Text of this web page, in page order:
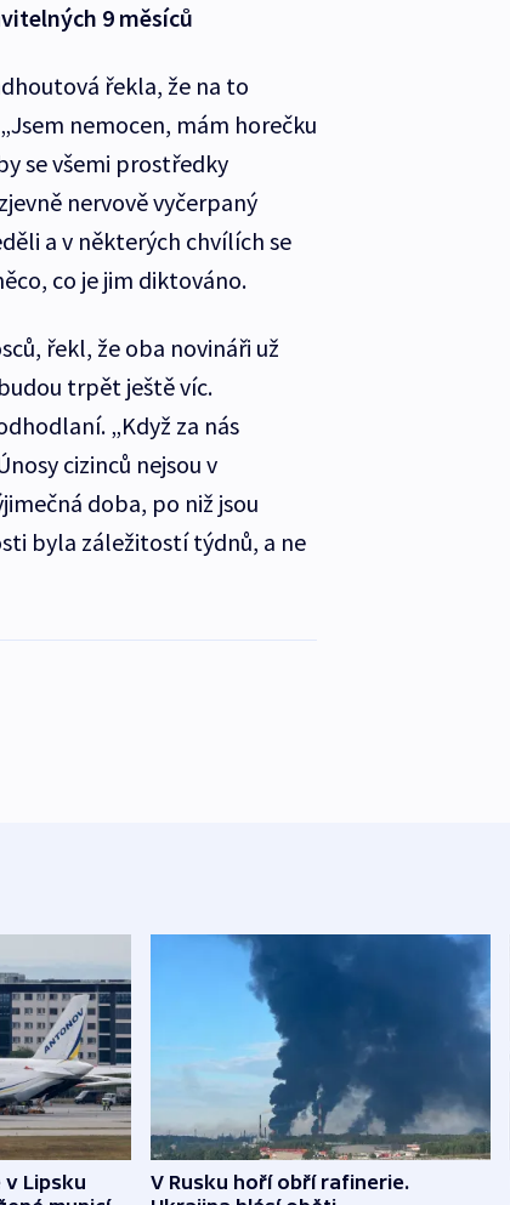
9 měsíců
řekla, že na to
nemocen, mám horečku
se všemi prostředky
nervově vyčerpaný
a v některých chvílích se
co je jim diktováno.
řekl, že oba novináři už
trpět ještě víc.
„Když za nás
cizinců nejsou v
doba, po niž jsou
byla záležitostí týdnů, a ne
Lipsku
V Rusku hoří obří rafinerie.